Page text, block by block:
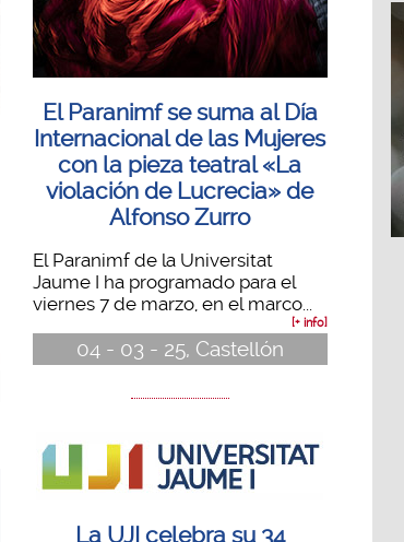
El Paranimf se suma al Día
Internacional de las Mujeres
con la pieza teatral «La
violación de Lucrecia» de
Alfonso Zurro
El Paranimf de la Universitat
Jaume I ha programado para el
viernes 7 de marzo, en el marco...
[+ info]
04 - 03 - 25, Castellón
La UJI celebra su 34